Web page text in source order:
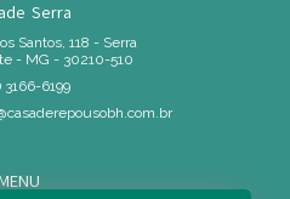
Serra
Santos, 118 - Serra
- MG - 30210-510
3166-6199